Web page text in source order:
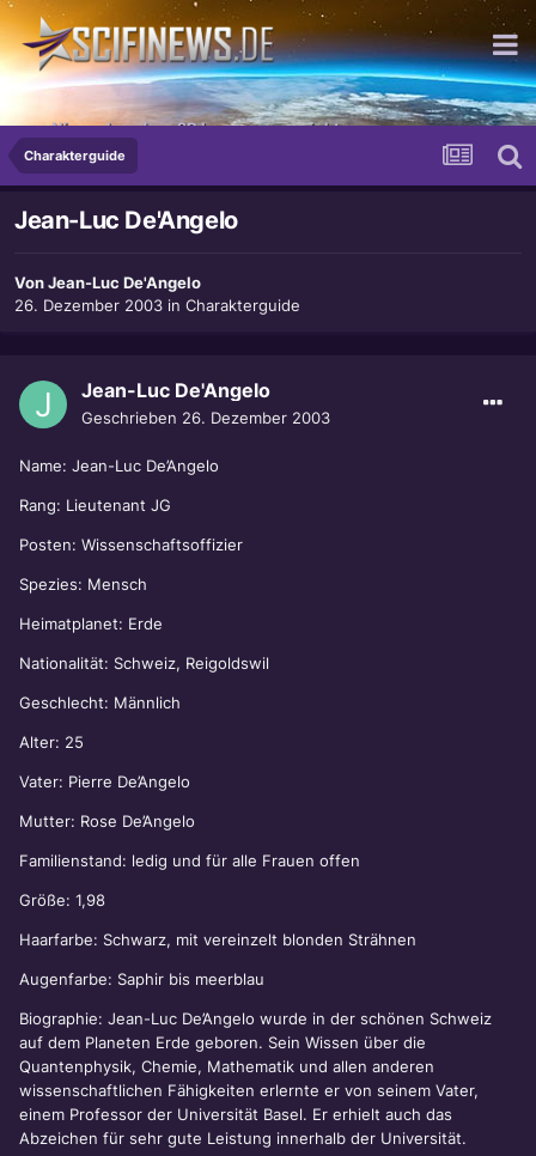
so Niveaulos, dass 2D bequem ausreicht.
Charakterguide
Jean-Luc De'Angelo
VonJean-Luc De'Angelo
26. Dezember 2003 in Charakterguide
Jean-Luc De'Angelo
Geschrieben 26. Dezember 2003
Name: Jean-Luc De’Angelo
Rang: Lieutenant JG
Posten: Wissenschaftsoffizier
Spezies: Mensch
Heimatplanet: Erde
Nationalität: Schweiz, Reigoldswil
Geschlecht: Männlich
Alter: 25
Vater: Pierre De’Angelo
Mutter: Rose De’Angelo
Familienstand: ledig und für alle Frauen offen
Größe: 1,98
Haarfarbe: Schwarz, mit vereinzelt blonden Strähnen
Augenfarbe: Saphir bis meerblau
Biographie: Jean-Luc De’Angelo wurde in der schönen Schweiz
auf dem Planeten Erde geboren. Sein Wissen über die
Quantenphysik, Chemie, Mathematik und allen anderen
wissenschaftlichen Fähigkeiten erlernte er von seinem Vater,
einem Professor der Universität Basel. Er erhielt auch das
Abzeichen für sehr gute Leistung innerhalb der Universität.